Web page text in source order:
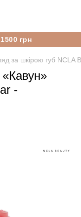
1500 грн
за шкірою губ NCLA
-